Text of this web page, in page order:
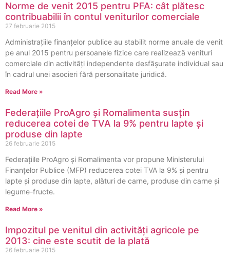
Norme de venit 2015 pentru PFA: cât plătesc
contribuabilii în contul veniturilor comerciale
27 februarie 2015
Administrațiile finanțelor publice au stabilit norme anuale de venit
pe anul 2015 pentru persoanele fizice care realizează venituri
comerciale din activități independente desfășurate individual sau
în cadrul unei asocieri fără personalitate juridică.
Read More »
Federațiile ProAgro și Romalimenta susțin
reducerea cotei de TVA la 9% pentru lapte și
produse din lapte
26 februarie 2015
Federațiile ProAgro și Romalimenta vor propune Ministerului
Finanțelor Publice (MFP) reducerea cotei TVA la 9% și pentru
lapte și produse din lapte, alături de carne, produse din carne și
legume-fructe.
Read More »
Impozitul pe venitul din activităţi agricole pe
2013: cine este scutit de la plată
26 februarie 2015